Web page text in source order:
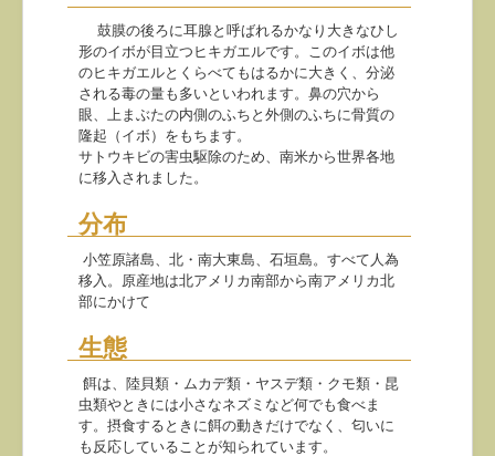
鼓膜の後ろに耳腺と呼ばれるかなり大きなひし
形のイボが目立つヒキガエルです。このイボは他
のヒキガエルとくらべてもはるかに大きく、分泌
される毒の量も多いといわれます。鼻の穴から
眼、上まぶたの内側のふちと外側のふちに骨質の
隆起（イボ）をもちます。
サトウキビの害虫駆除のため、南米から世界各地
に移入されました。
分布
小笠原諸島、北・南大東島、石垣島。すべて人為
移入。原産地は北アメリカ南部から南アメリカ北
部にかけて
生態
餌は、陸貝類・ムカデ類・ヤスデ類・クモ類・昆
虫類やときには小さなネズミなど何でも食べま
す。摂食するときに餌の動きだけでなく、匂いに
も反応していることが知られています。